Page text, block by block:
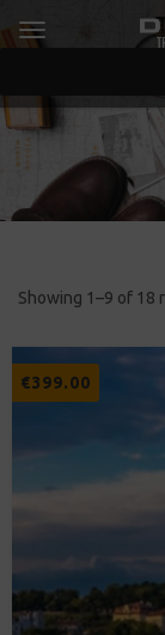
Showing 1–9 of 18
€399.00